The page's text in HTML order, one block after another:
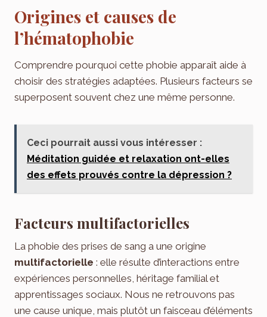
Origines et causes de
l’hématophobie
Comprendre pourquoi cette phobie apparaît aide à
choisir des stratégies adaptées. Plusieurs facteurs se
superposent souvent chez une même personne.
Ceci pourrait aussi vous intéresser :
Méditation guidée et relaxation ont-elles
des effets prouvés contre la dépression ?
Facteurs multifactorielles
La phobie des prises de sang a une origine
multifactorielle : elle résulte d’interactions entre
expériences personnelles, héritage familial et
apprentissages sociaux. Nous ne retrouvons pas
une cause unique, mais plutôt un faisceau d’éléments